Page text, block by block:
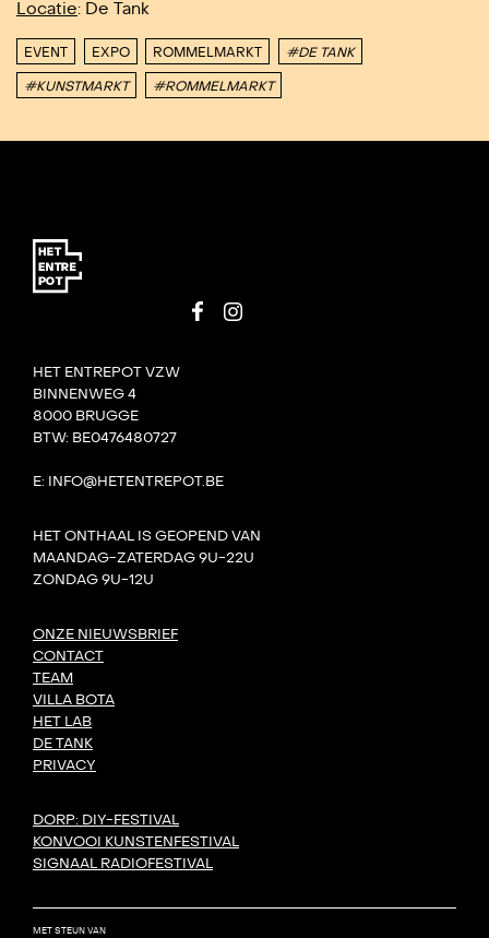
Locatie: De Tank
EVENT EXPO ROMMELMARKT #DE TANK
#KUNSTMARKT #ROMMELMARKT
HET ENTREPOT VZW
BINNENWEG 4
8000 BRUGGE
BTW: BE0476480727
E: INFO@HETENTREPOT.BE
HET ONTHAAL IS GEOPEND VAN
MAANDAG-ZATERDAG 9U-22U
ZONDAG 9U-12U
ONZE NIEUWSBRIEF
CONTACT
TEAM
VILLA BOTA
HET LAB
DE TANK
PRIVACY
DORP: DIY-FESTIVAL
KONVOOI KUNSTENFESTIVAL
SIGNAAL RADIOFESTIVAL
MET STEUN VAN